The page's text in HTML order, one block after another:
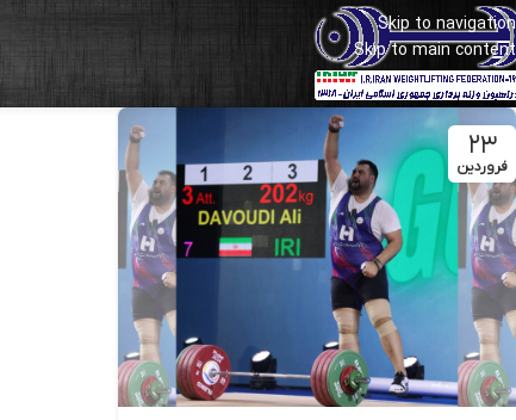
Skip to navigation
Skip to main content
۲۳
فروردین